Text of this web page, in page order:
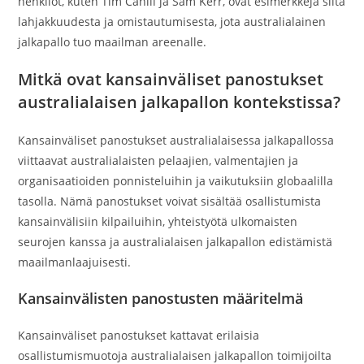
lahjakkuudesta ja omistautumisesta, jota australialainen
jalkapallo tuo maailman areenalle.
Mitkä ovat kansainväliset panostukset
australialaisen jalkapallon kontekstissa?
Kansainväliset panostukset australialaisessa jalkapallossa
viittaavat australialaisten pelaajien, valmentajien ja
organisaatioiden ponnisteluihin ja vaikutuksiin globaalilla
tasolla. Nämä panostukset voivat sisältää osallistumista
kansainvälisiin kilpailuihin, yhteistyötä ulkomaisten
seurojen kanssa ja australialaisen jalkapallon edistämistä
maailmanlaajuisesti.
Kansainvälisten panostusten määritelmä
Kansainväliset panostukset kattavat erilaisia
osallistumismuotoja australialaisen jalkapallon toimijoilta